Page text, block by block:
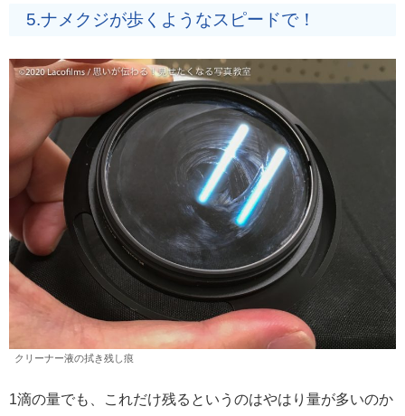
5.ナメクジが歩くようなスピードで！
クリーナー液の拭き残し痕
1滴の量でも、これだけ残るというのはやはり量が多いのか